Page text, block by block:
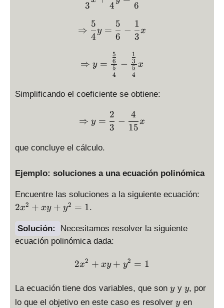
\
fr
a
3
4 6
\Rightarrow
⇒
4
5
y =
6
5
−
3
1
x
\Rightarrow y = \frac{
⇒ y =
4
5
6
5
−
4
5
3
1
x
Simplificando el coeficiente se obtiene:
\Rightarrow y = \frac{
⇒ y =
3
2
−
15
4
x
que concluye el cálculo.
Ejemplo: soluciones a una ecuación polinómica
Encuentre las soluciones a la siguiente ecuación:
^
2x2 + xy + y2 = 1.
Solución:
Necesitamos resolver la siguiente
ecuación polinómica dada:
2x^2+xy+y^2=1
2x2 + xy + y2 = 1
La ecuación tiene dos variables, que son y
yy y
y, por
lo que el objetivo en este caso es resolver y
yen